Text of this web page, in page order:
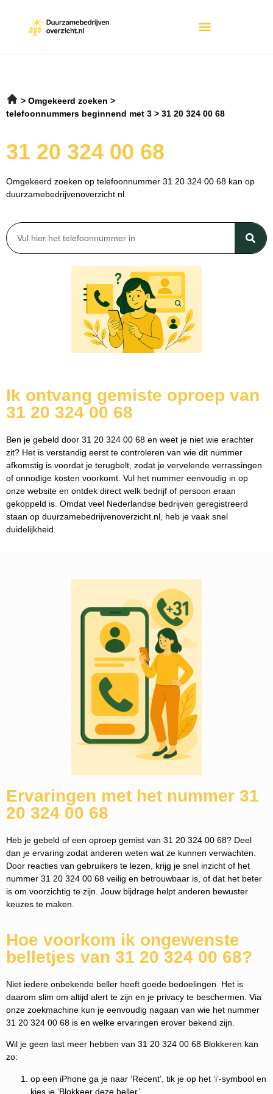
Omgekeerd zoeken
telefoonnummers beginnend met 3
31 20 324 00 68
31 20 324 00 68
Omgekeerd zoeken op telefoonnummer 31 20 324 00 68 kan op
duurzamebedrijvenoverzicht.nl.
Ik ontvang gemiste oproep van
31 20 324 00 68
Ben je gebeld door 31 20 324 00 68 en weet je niet wie erachter
zit? Het is verstandig eerst te controleren van wie dit nummer
afkomstig is voordat je terugbelt, zodat je vervelende verrassingen
of onnodige kosten voorkomt. Vul het nummer eenvoudig in op
onze website en ontdek direct welk bedrijf of persoon eraan
gekoppeld is. Omdat veel Nederlandse bedrijven geregistreerd
staan op duurzamebedrijvenoverzicht.nl, heb je vaak snel
duidelijkheid.
Ervaringen met het nummer 31
20 324 00 68
Heb je gebeld of een oproep gemist van 31 20 324 00 68? Deel
dan je ervaring zodat anderen weten wat ze kunnen verwachten.
Door reacties van gebruikers te lezen, krijg je snel inzicht of het
nummer 31 20 324 00 68 veilig en betrouwbaar is, of dat het beter
is om voorzichtig te zijn. Jouw bijdrage helpt anderen bewuster
keuzes te maken.
Hoe voorkom ik ongewenste
belletjes van 31 20 324 00 68?
Niet iedere onbekende beller heeft goede bedoelingen. Het is
daarom slim om altijd alert te zijn en je privacy te beschermen. Via
onze zoekmachine kun je eenvoudig nagaan van wie het nummer
31 20 324 00 68 is en welke ervaringen erover bekend zijn.
Wil je geen last meer hebben van 31 20 324 00 68 Blokkeren kan
zo:
op een iPhone ga je naar ‘Recent’, tik je op het ‘i’-symbool en
kies je ‘Blokkeer deze beller’.